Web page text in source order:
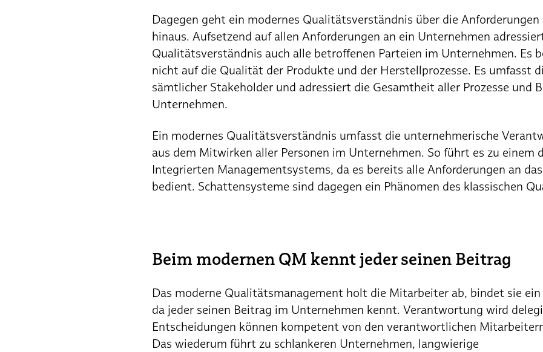
Dagegen geht ein modernes Qualitätsverständnis über die
hinaus. Aufsetzend auf allen Anforderungen an ein Unternehmen
Qualitätsverständnis auch alle betroffenen Parteien im Unternehmen. Es
nicht auf die Qualität der Produkte und der Herstellprozesse. Es umfasst
sämtlicher Stakeholder und adressiert die Gesamtheit aller Prozesse und
Unternehmen.
Ein modernes Qualitätsverständnis umfasst die unternehmerische
aus dem Mitwirken aller Personen im Unternehmen. So führt es zu einem
Integrierten Managementsystems, da es bereits alle Anforderungen an
bedient. Schattensysteme sind dagegen ein Phänomen des klassischen
Beim modernen QM kennt jeder seinen Beitrag
Das moderne Qualitätsmanagement holt die Mitarbeiter ab, bindet sie
da jeder seinen Beitrag im Unternehmen kennt. Verantwortung wird
Entscheidungen können kompetent von den verantwortlichen
Das wiederum führt zu schlankeren Unternehmen, langwierige